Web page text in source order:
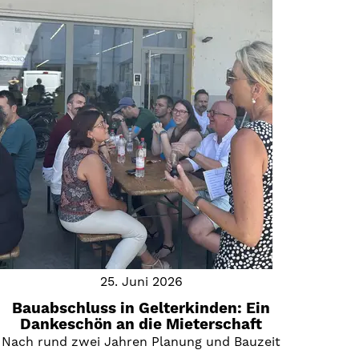
25. Juni 2026
Bauabschluss in Gelterkinden: Ein
Dankeschön an die Mieterschaft
Nach rund zwei Jahren Planung und Bauzeit